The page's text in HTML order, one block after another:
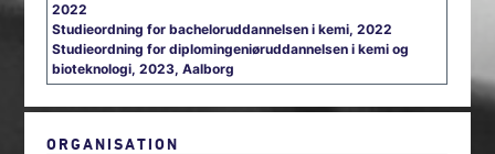
2022
Studieordning for bacheloruddannelsen i kemi, 2022
Studieordning for diplomingeniøruddannelsen i kemi og
bioteknologi, 2023, Aalborg
ORGANISATION